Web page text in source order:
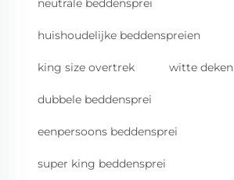
neutrale beddensprei
huishoudelijke beddenspreien
king size overtrek witte deken
dubbele beddensprei
eenpersoons beddensprei
super king beddensprei